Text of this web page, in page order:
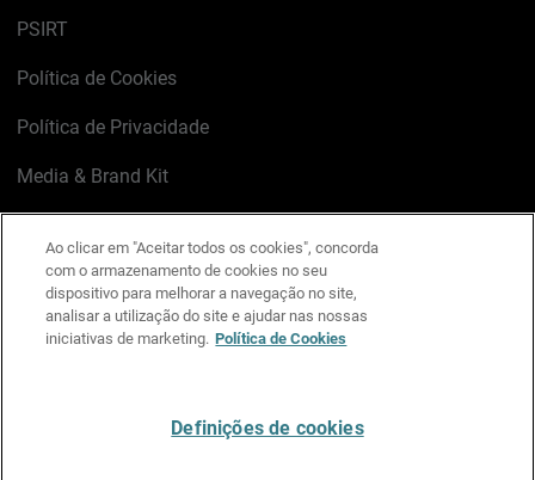
PSIRT
Política de Cookies
Política de Privacidade
Media & Brand Kit
LinkedIn
X FacebookInstagram
YouTube
Ao clicar em "Aceitar todos os cookies", concorda
com o armazenamento de cookies no seu
dispositivo para melhorar a navegação no site,
analisar a utilização do site e ajudar nas nossas
iniciativas de marketing. Política de Cookies
Definições de cookies